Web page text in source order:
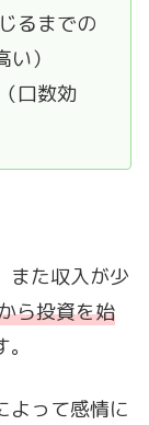
るまでの
）
口数効
また収入が少
ら投資を始
よって感情に